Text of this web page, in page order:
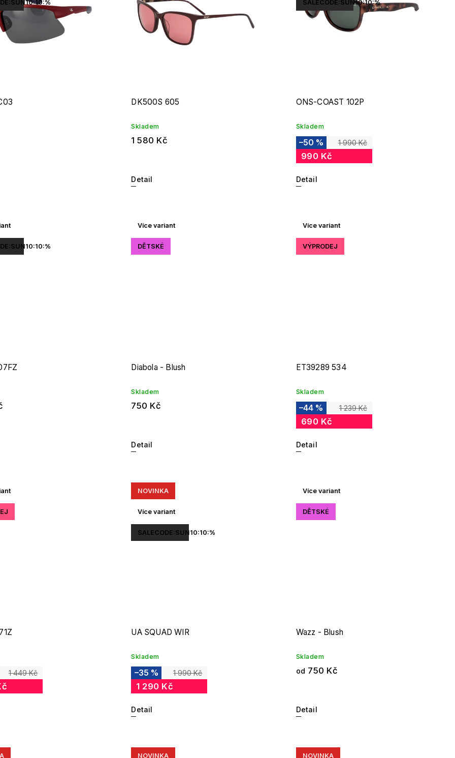
DK500S 605
Skladem
1 580 Kč
Detail
SALECODE:SUN10:10:%
ONS-COAST 102P
Skladem
1 990 Kč
–50 %
990 Kč
Detail
Více variant
DĚTSKÉ
Diabola - Blush
Skladem
750 Kč
Detail
Více variant
VÝPRODEJ
ET39289 534
Skladem
1 239 Kč
–44 %
690 Kč
Detail
1 449 Kč
NOVINKA
Více variant
SALECODE:SUN10:10:%
UA SQUAD WIR
Skladem
1 990 Kč
–35 %
1 290 Kč
Detail
Více variant
DĚTSKÉ
Wazz - Blush
Skladem
od 750 Kč
Detail
NOVINKA NOVINKA